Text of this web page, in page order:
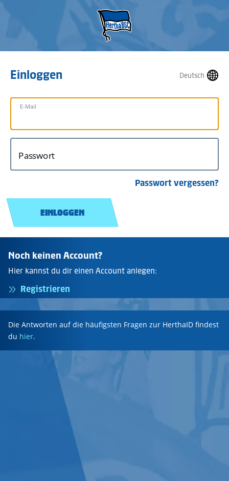
Deutsch
Einloggen
E-Mail
Passwort
Passwort vergessen?
EINLOGGEN
Noch keinen Account?
Hier kannst du dir einen Account anlegen:
Registrieren
Die Antworten auf die häufigsten Fragen zur HerthaID findest
du hier.